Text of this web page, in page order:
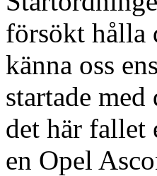
försökt hålla
känna oss
startade
det här fallet
en Opel